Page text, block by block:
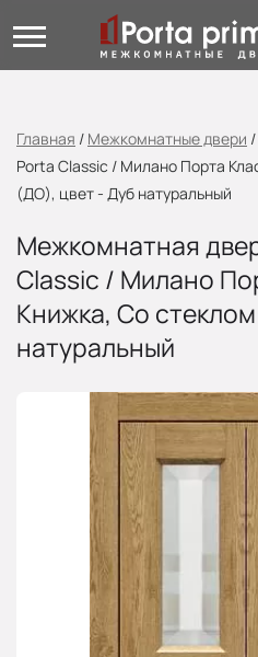
Главная / Межкомнатные двери /
Porta Classic / Милано Порта
(ДО), цвет - Дуб натуральный
Межкомнатная
Classic / Милано
Книжка, Со
натуральный